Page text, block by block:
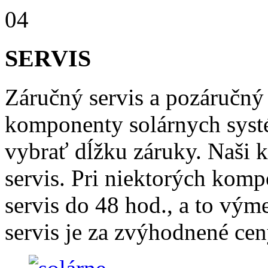
04
SERVIS
Záručný servis a
komponenty solárnych
vybrať dĺžku záruky. Naši
servis. Pri niektorých
servis do 48 hod., a to
servis je za zvýhodnené